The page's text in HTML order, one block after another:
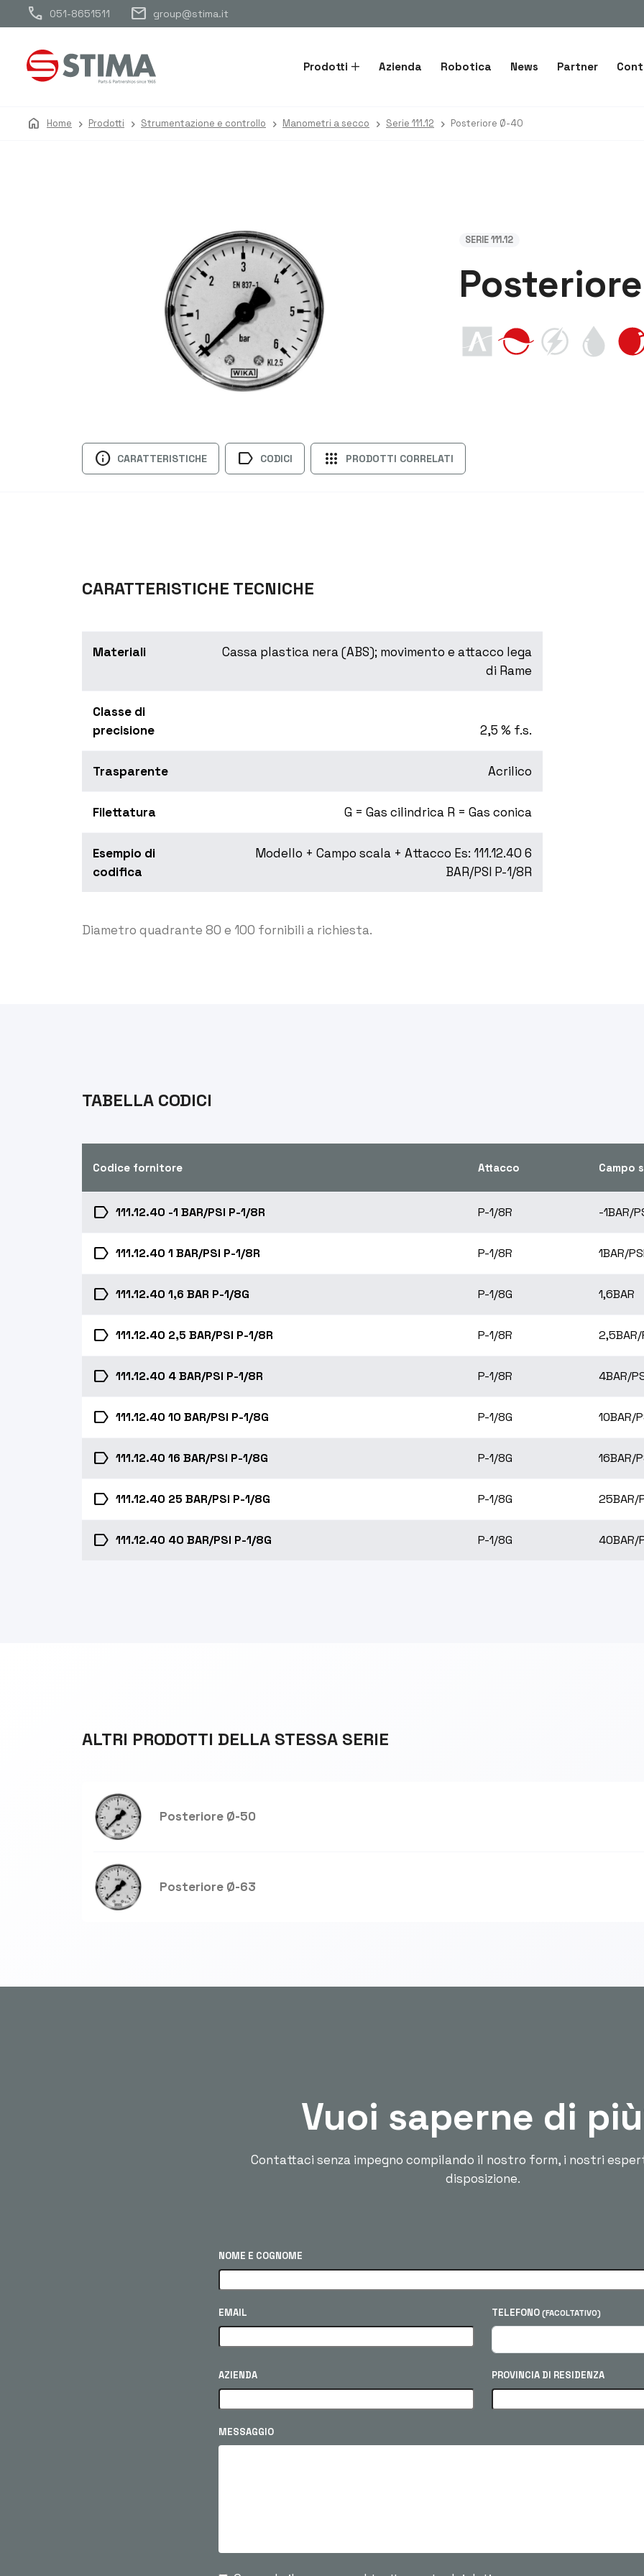
call 051-8651511 mail group@stima.it
Prodotti Azienda Robotica News Partner
home Home Prodotti Strumentazione e controllo Manometri a secco Serie 111.12 Posteriore Ø-40
SERIE 111.12
info CARATTERISTICHE label CODICI apps PRODOTTI CORRELATI
CARATTERISTICHE TECNICHE
Materiali
Cassa plastica nera (ABS); movimento e attacco lega
di Rame
Classe di
precisione
2,5 % f.s.
Trasparente Acrilico
Filettatura G = Gas cilindrica R = Gas conica
Esempio di
codifica
Modello + Campo scala + Attacco Es: 111.12.40 6
BAR/PSI P-1/8R
Diametro quadrante 80 e 100 fornibili a richiesta.
TABELLA CODICI
Codice fornitore Attacco Campo
label 111.12.40 -1 BAR/PSI P-1/8R P-1/8R -1BAR/
label 111.12.40 1 BAR/PSI P-1/8R P-1/8R 1BAR/PSI
label 111.12.40 1,6 BAR P-1/8G P-1/8G 1,6BAR
label 111.12.40 2,5 BAR/PSI P-1/8R P-1/8R 2,5BAR/
label 111.12.40 4 BAR/PSI P-1/8R P-1/8R 4BAR/
label 111.12.40 10 BAR/PSI P-1/8G P-1/8G 10BAR/
label 111.12.40 16 BAR/PSI P-1/8G P-1/8G 16BAR/
label 111.12.40 25 BAR/PSI P-1/8G P-1/8G 25BAR/
label 111.12.40 40 BAR/PSI P-1/8G P-1/8G 40BAR/
ALTRI PRODOTTI DELLA STESSA SERIE
Posteriore Ø-50
Posteriore Ø-63
Vuoi saperne di
Contattaci senza impegno compilando il nostro form, i nostri
disposizione.
NOME E COGNOME
EMAIL TELEFONO (FACOLTATIVO)
AZIENDA PROVINCIA DI RESIDENZA
MESSAGGIO